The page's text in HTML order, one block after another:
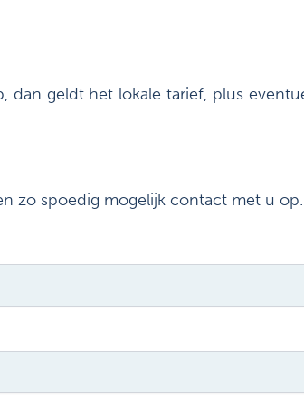
geldt het lokale tarief, plus
zo spoedig mogelijk contact met u op.